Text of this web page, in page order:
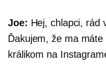
Joe: Hej, chlapci, rád
Ďakujem, že ma
králikom na